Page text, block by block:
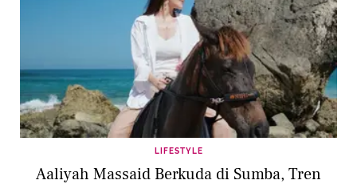
LIFESTYLE
Aaliyah Massaid Berkuda di Sumba, Tren